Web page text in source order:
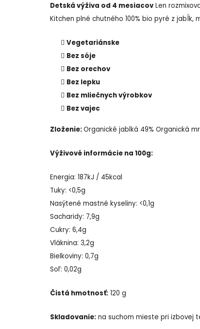
Detská výživa od 4 mesiacov Len
Kitchen plné chutného 100% bio pyré z
Vegetariánske
Bez sóje
Bez orechov
Bez lepku
Bez mliečnych výrobkov
Bez vajec
Zloženie:Organické jablká 49% Organická
Výživové informácie na 100g:
Energia: 187kJ / 45kcal
Tuky: <0,5g
Nasýtené mastné kyseliny: <0,1g
Sacharidy: 7,9g
Cukry: 6,4g
Vláknina: 3,2g
Bielkoviny: 0,7g
Soľ: 0,02g
Čistá hmotnosť: 120 g
Skladovanie: na suchom mieste pri izbovej